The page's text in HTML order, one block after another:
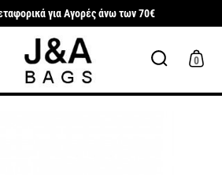
για Αγορές άνω των 70€
0